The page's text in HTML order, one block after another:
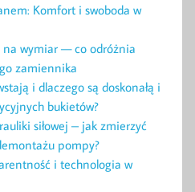
Komfort i swoboda w
na wymiar — co odróżnia
zamiennika
i dlaczego są doskonałą i
bukietów?
siłowej – jak zmierzyć
pompy?
i technologia w